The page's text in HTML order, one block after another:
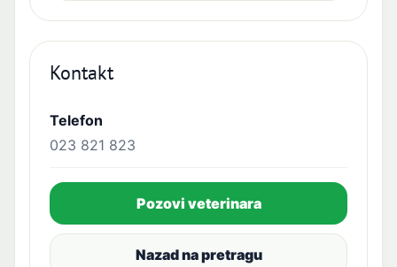
Kontakt
Telefon
023 821 823
Pozovi veterinara
Nazad na pretragu